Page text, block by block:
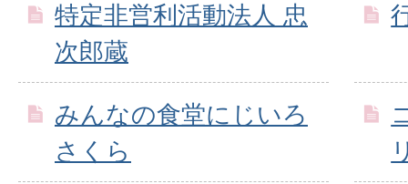
特定非営利活動法人 忠
次郎蔵
みんなの食堂にじいろ
さくら